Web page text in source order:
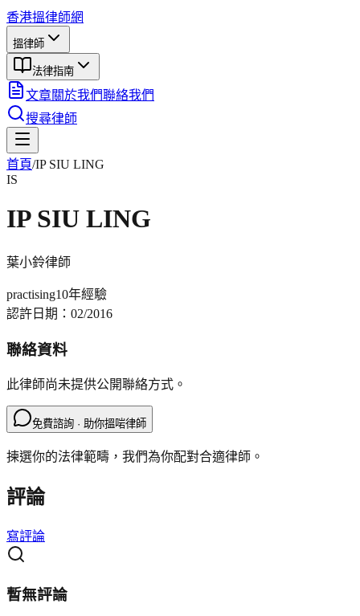
香港搵律師網
搵律師
法律指南
文章關於我們聯絡我們
搜尋律師
首頁/IP SIU LING
IS
IP SIU LING
葉小鈴律師
practising10年經驗
認許日期： 02/2016
聯絡資料
此律師尚未提供公開聯絡方式。
免費諮詢 · 助你搵啱律師
揀選你的法律範疇，我們為你配對合適律師。
評論
寫評論
暫無評論